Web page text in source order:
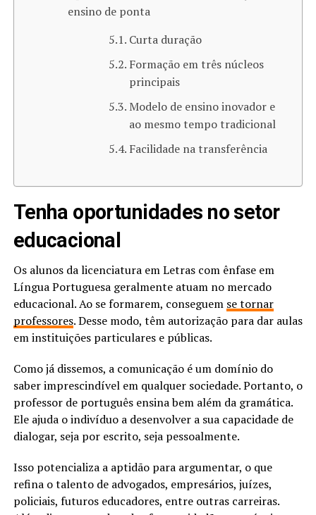
ensino de ponta
Curta duração
Formação em três núcleos
principais
Modelo de ensino inovador e
ao mesmo tempo tradicional
Facilidade na transferência
Tenha oportunidades no setor
educacional
Os alunos da licenciatura em Letras com ênfase em
Língua Portuguesa geralmente atuam no mercado
educacional. Ao se formarem, conseguem se tornar
professores. Desse modo, têm autorização para dar aulas
em instituições particulares e públicas.
Como já dissemos, a comunicação é um domínio do
saber imprescindível em qualquer sociedade. Portanto, o
professor de português ensina bem além da gramática.
Ele ajuda o indivíduo a desenvolver a sua capacidade de
dialogar, seja por escrito, seja pessoalmente.
Isso potencializa a aptidão para argumentar, o que
refina o talento de advogados, empresários, juízes,
policiais, futuros educadores, entre outras carreiras.